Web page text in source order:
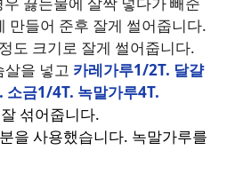
만들어 준후 잘게 썰어줍니다.
도 크기로 잘게 썰어줍니다.
을 넣고 카레가루1/2T. 달걀
금1/4T. 녹말가루4T.
섞어줍니다.
을 사용했습니다. 녹말가루를